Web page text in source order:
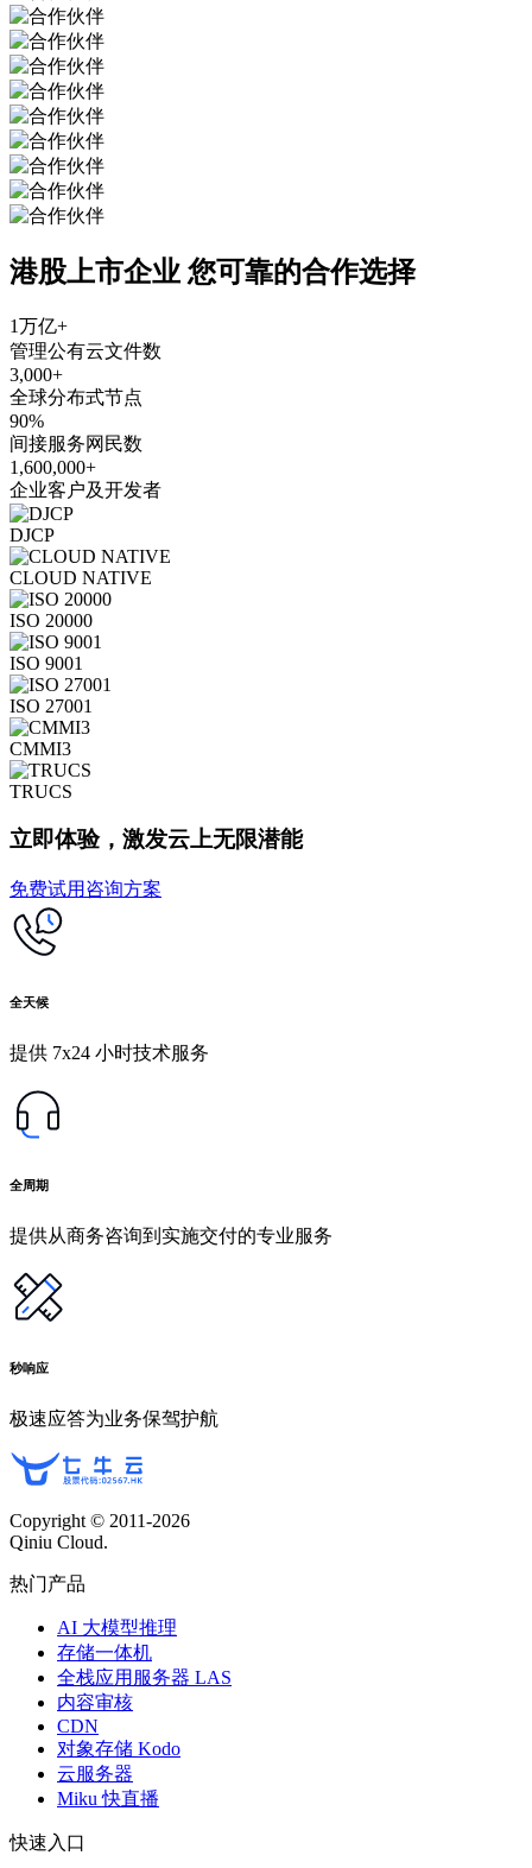
港股上市企业 您可靠的合作选择
1万亿+
管理公有云文件数
3,000+
全球分布式节点
90%
间接服务网民数
1,600,000+
企业客户及开发者
DJCP
CLOUD NATIVE
ISO 20000
ISO 9001
ISO 27001
CMMI3
TRUCS
立即体验，激发云上无限潜能
免费试用 咨询方案
全天候
提供 7x24 小时技术服务
全周期
提供从商务咨询到实施交付的专业服务
秒响应
极速应答为业务保驾护航
Copyright © 2011-2026
Qiniu Cloud.
热门产品
AI 大模型推理
存储一体机
全栈应用服务器 LAS
内容审核
CDN
对象存储 Kodo
云服务器
Miku 快直播
快速入口